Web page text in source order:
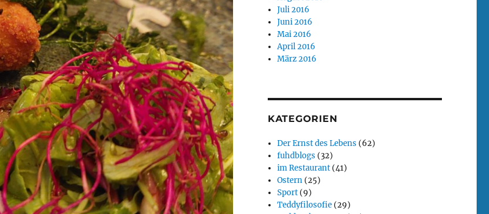
Juli 2016
Juni 2016
Mai 2016
April 2016
März 2016
KATEGORIEN
Der Ernst des Lebens (62)
fuhdblogs (32)
im Restaurant (41)
Ostern (25)
Sport (9)
Teddyfilosofie (29)